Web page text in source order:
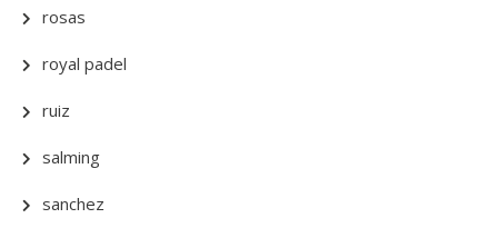
rosas
royal padel
ruiz
salming
sanchez